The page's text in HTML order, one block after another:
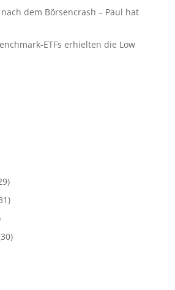
dem Börsencrash – Paul hat
ETFs erhielten die Low